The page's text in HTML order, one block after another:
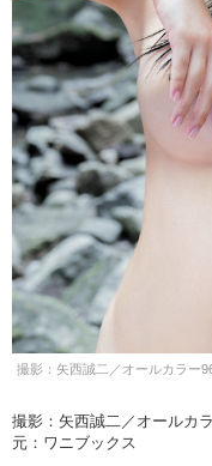
撮影：矢西誠二／オールカラー
撮影：矢西誠二／オールカ
元：ワニブックス